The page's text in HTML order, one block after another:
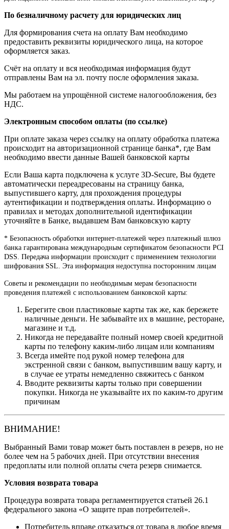
По безналичному расчету для юридических лиц
Для формирования счета на оплату Вам необходимо
предоставить реквизиты юридического лица, на которое
оформляется заказ.
Счёт на оплату и вся необходимая информация будут
отправлены Вам на эл. почту после оформления заказа.
Мы работаем на упрощённой системе налогообложения, без
НДС.
Электронным способом оплаты (по ссылке)
При оплате заказа через ссылку на оплату обработка платежа
происходит на авторизационной странице банка*, где Вам
необходимо ввести данные Вашей банковской карты
Если Ваша карта подключена к услуге 3D-Secure, Вы будете
автоматически переадресованы на страницу банка,
выпустившего карту, для прохождения процедуры
аутентификации и подтверждения оплаты. Информацию о
правилах и методах дополнительной идентификации
уточняйте в Банке, выдавшем Вам банковскую карту
* Безопасность обработки интернет-платежей через платежный шлюз
банка гарантирована международным сертификатом безопасности PCI
DSS. Передача информации происходит с применением технологии
шифрования SSL. Эта информация недоступна посторонним лицам
Советы и рекомендации по необходимым мерам безопасности
проведения платежей с использованием банковской карты:
Берегите свои пластиковые карты так же, как бережете
наличные деньги. Не забывайте их в машине, ресторане,
магазине и т.д.
Никогда не передавайте полный номер своей кредитной
карты по телефону каким-либо лицам или компаниям
Всегда имейте под рукой номер телефона для
экстренной связи с банком, выпустившим вашу карту, и
в случае ее утраты немедленно свяжитесь с банком
Вводите реквизиты карты только при совершении
покупки. Никогда не указывайте их по каким-то другим
причинам
ВНИМАНИЕ!
Выбранный Вами товар может быть поставлен в резерв, но не
более чем на 5 рабочих дней. При отсутствии внесения
предоплаты или полной оплаты счета резерв снимается.
Условия возврата товара
Процедура возврата товара регламентируется статьей 26.1
федерального закона «О защите прав потребителей».
Потребитель вправе отказаться от товара в любое время